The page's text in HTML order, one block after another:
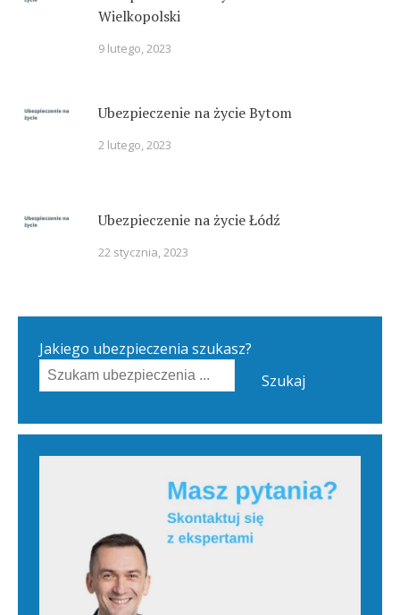
Wielkopolski
9 lutego, 2023
Ubezpieczenie na życie Bytom
2 lutego, 2023
Ubezpieczenie na życie Łódź
22 stycznia, 2023
Jakiego ubezpieczenia szukasz?
Szukaj